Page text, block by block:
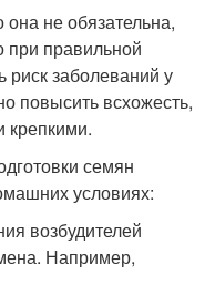
она не обязательна,
при правильной
заболеваний у
повысить всхожесть,
крепкими.
семян
условиях:
возбудителей
Например,